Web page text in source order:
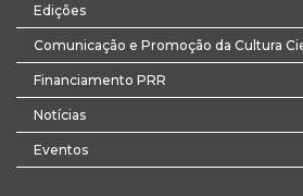
Edições
Comunicação e Promoção da Cultura
Financiamento PRR
Notícias
Eventos